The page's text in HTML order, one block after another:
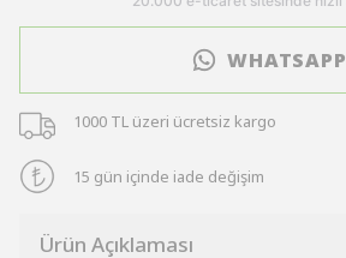
WHATSAPP
1000 TL üzeri ücretsiz kargo
15 gün içinde iade değişim
Ürün Açıklaması